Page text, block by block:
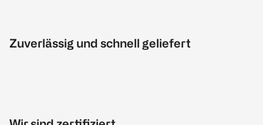
Zuverlässig und schnell geliefert